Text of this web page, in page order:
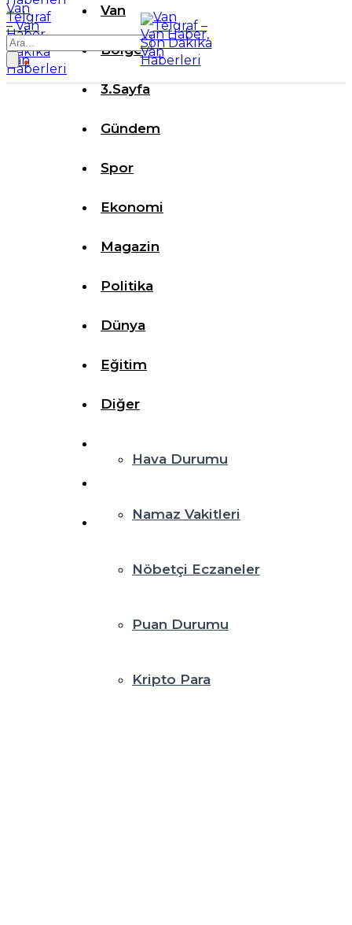
Van
Telgraf
– Van
Haber,
Son
Dakika
Van
Haberleri
Van
Bölge
3.Sayfa
Gündem
Spor
Ekonomi
Magazin
Politika
Dünya
Eğitim
Diğer
Hava Durumu
Namaz Vakitleri
Nöbetçi Eczaneler
Puan Durumu
Kripto Para